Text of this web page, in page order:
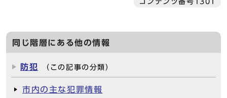
コンテンツ番号1301
同じ階層にある他の情報
防犯 （この記事の分類）
市内の主な犯罪情報